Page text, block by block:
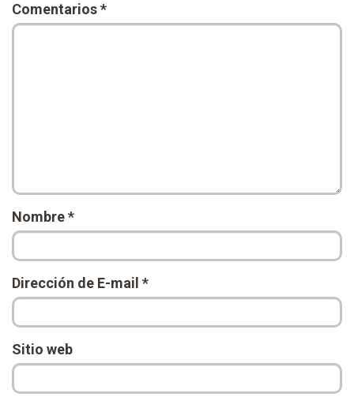
Comentarios*
Nombre*
Dirección de E-mail *
Sitio web